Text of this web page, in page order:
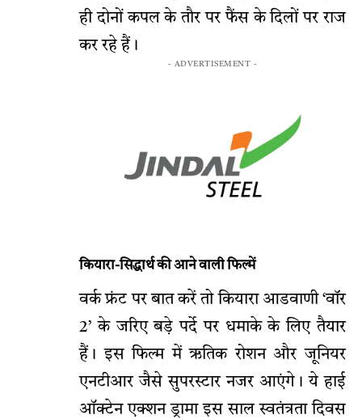
ही दोनों कपल के तौर पर फैंस के दिलों पर राज
कर रहे हैं।
- ADVERTISEMENT -
कियारा-सिद्धार्थ की आने वाली फिल्में
वर्क फ्रंट पर बात करें तो कियारा आडवाणी ‘वॉर
2’ के जरिए बड़े पर्दे पर धमाके के लिए तैयार
हैं। इस फिल्म में ऋतिक रोशन और जूनियर
एनटीआर जैसे सुपरस्टार नजर आएंगे। ये हाई
ऑक्टेन एक्शन ड्रामा इस साल स्वतंत्रता दिवस